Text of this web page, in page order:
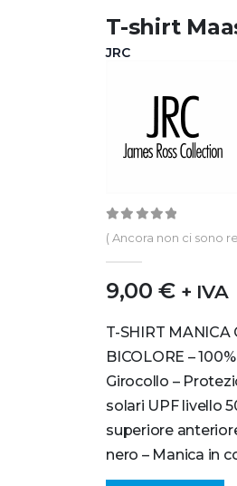
T-shirt
JRC
0out of 5
( Ancora non ci sono
9,00 € + IVA
T-SHIRT MANICA
BICOLORE –
Girocollo –
solari UPF livello
superiore
nero – Manica in